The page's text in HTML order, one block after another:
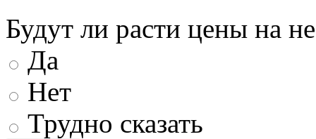
Будут ли расти цены на
Да
Нет
Трудно сказать